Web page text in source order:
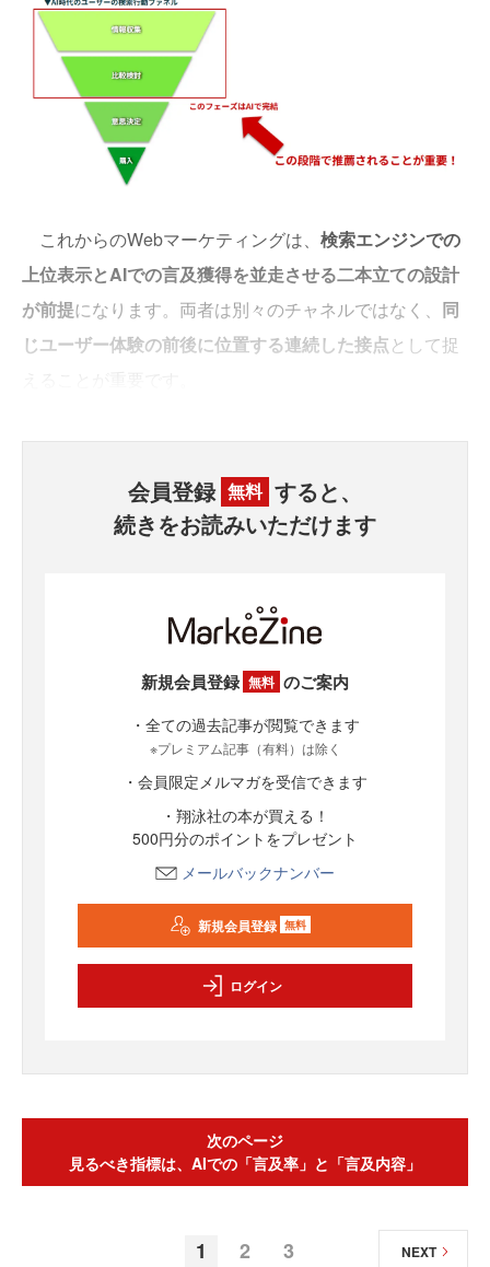
これからのWebマーケティングは、 検索エンジンでの
上位表示とAIでの言及獲得を並走させる二本立ての設計
が前提になります。両者は別々のチャネルではなく、 同
じユーザー体験の前後に位置する連続した接点として捉
会員登録 無料 すると、
続きをお読みいただけます
新規会員登録 無料 のご案内
・全ての過去記事が閲覧できます
※プレミアム記事（有料）は除く
・会員限定メルマガを受信できます
・翔泳社の本が買える！
500円分のポイントをプレゼント
メールバックナンバー
新規会員登録 無料
ログイン
次のページ
見るべき指標は、AIでの「言及率」と「言及内容」
1 2 3 NEXT